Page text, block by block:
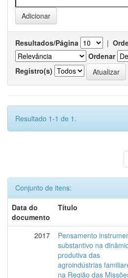
Resultados/Página |
Ordenar
Registro(s)
Resultado 1-1 de 1.
Conjunto de itens:
Data do
documento
Título
2017
Pensamento
substantivo na
produtiva das
agroindústrias
na Região das